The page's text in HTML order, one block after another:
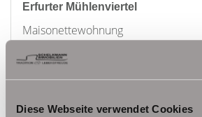
Diese Webseite verwendet Cookies
Erfurter Mühlenviertel
Maisonettewohnung
73,83 m²